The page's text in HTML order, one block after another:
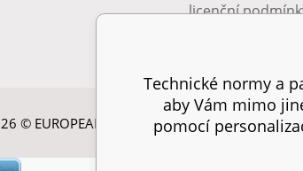
licenční
© EUROPEAN STANDARD. Všechna práva
Technické normy a
aby Vám mimo
pomocí